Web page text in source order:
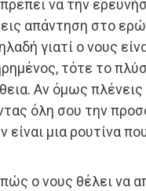
να την
απάντηση στο
γιατί ο νους
τότε το
Αν όμως
όλη σου την
είναι μια ρουτίνα
ο νους θέλει να